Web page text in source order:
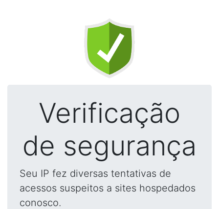
Verificação
de segurança
Seu IP fez diversas tentativas de
acessos suspeitos a sites hospedados
conosco.